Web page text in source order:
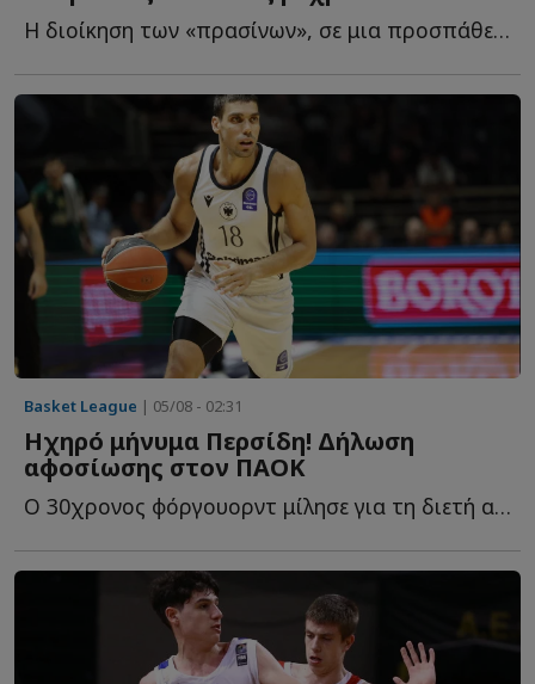
Η διοίκηση των «πρασίνων», σε μια προσπάθεια να επαναφέρει τ...
Basket League | 05/08 - 02:31
Ηχηρό μήνυμα Περσίδη! Δήλωση
αφοσίωσης στον ΠΑΟΚ
Ο 30χρονος φόργουορντ μίλησε για τη διετή ανανέωση, τ...